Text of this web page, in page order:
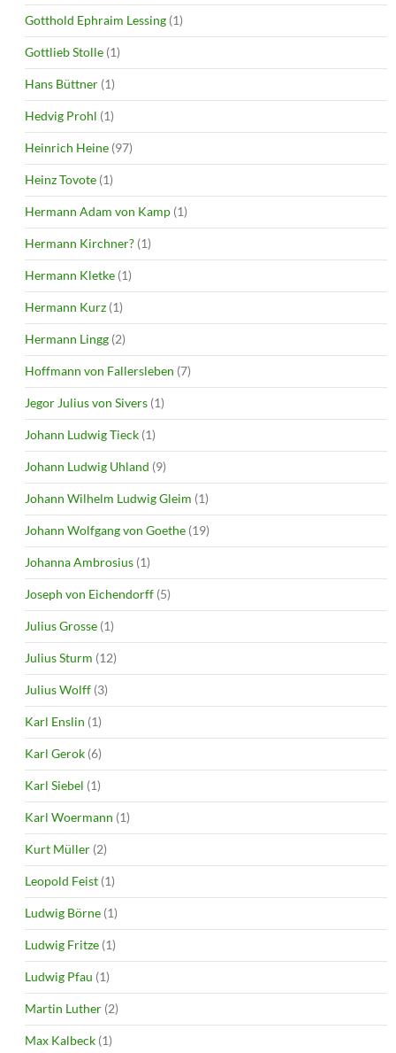
Gotthold Ephraim Lessing (1)
Gottlieb Stolle (1)
Hans Büttner (1)
Hedvig Prohl (1)
Heinrich Heine (97)
Heinz Tovote (1)
Hermann Adam von Kamp (1)
Hermann Kirchner? (1)
Hermann Kletke (1)
Hermann Kurz (1)
Hermann Lingg (2)
Hoffmann von Fallersleben (7)
Jegor Julius von Sivers (1)
Johann Ludwig Tieck (1)
Johann Ludwig Uhland (9)
Johann Wilhelm Ludwig Gleim (1)
Johann Wolfgang von Goethe (19)
Johanna Ambrosius (1)
Joseph von Eichendorff (5)
Julius Grosse (1)
Julius Sturm (12)
Julius Wolff (3)
Karl Enslin (1)
Karl Gerok (6)
Karl Siebel (1)
Karl Woermann (1)
Kurt Müller (2)
Leopold Feist (1)
Ludwig Börne (1)
Ludwig Fritze (1)
Ludwig Pfau (1)
Martin Luther (2)
Max Kalbeck (1)